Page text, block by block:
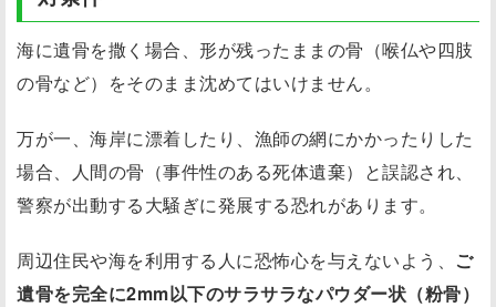
海に遺骨を撒く場合、形が残ったままの骨（喉仏や四肢
の骨など）をそのまま沈めてはいけません。
万が一、海岸に漂着したり、漁師の網にかかったりした
場合、人間の骨（事件性のある死体遺棄）と誤認され、
警察が出動する大騒ぎに発展する恐れがあります。
周辺住民や海を利用する人に恐怖心を与えないよう、 ご
遺骨を完全に2mm以下のサラサラなパウダー状（粉骨）